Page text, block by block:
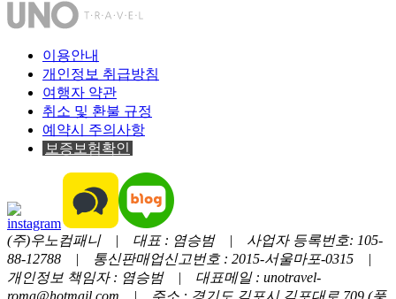
이용안내
개인정보 취급방침
여행자 약관
취소 및 환불 규정
예약시 주의사항
보증보험확인
(주)우노컴패니 | 대표 : 염승범 | 사업자 등록번호: 105-
88-12788 | 통신판매업신고번호 : 2015-서울마포-0315 |
개인정보 책임자 : 염승범 | 대표메일 : unotravel-